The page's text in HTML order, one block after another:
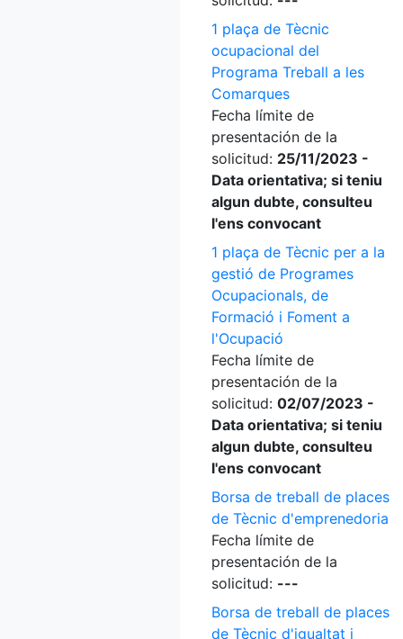
1 plaça de Tècnic
ocupacional del
Programa Treball a les
Comarques
Fecha límite de
presentación de la
solicitud: 25/11/2023 -
Data orientativa; si teniu
algun dubte, consulteu
l'ens convocant
1 plaça de Tècnic per a la
gestió de Programes
Ocupacionals, de
Formació i Foment a
l'Ocupació
Fecha límite de
presentación de la
solicitud: 02/07/2023 -
Data orientativa; si teniu
algun dubte, consulteu
l'ens convocant
Borsa de treball de places
de Tècnic d'emprenedoria
Fecha límite de
presentación de la
solicitud: ---
Borsa de treball de places
de Tècnic d'igualtat i